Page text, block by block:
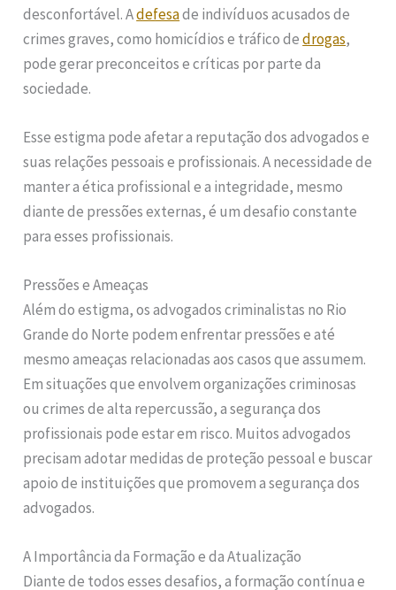
desconfortável. Adefesade indivíduos acusados de
crimes graves, como homicídios e tráfico dedrogas,
pode gerar preconceitos e críticas por parte da
sociedade.
Esse estigma pode afetar a reputação dos advogados e
suas relações pessoais e profissionais. A necessidade de
manter a ética profissional e a integridade, mesmo
diante de pressões externas, é um desafio constante
para esses profissionais.
Pressões e Ameaças
Além do estigma, os advogados criminalistas no Rio
Grande do Norte podem enfrentar pressões e até
mesmo ameaças relacionadas aos casos que assumem.
Em situações que envolvem organizações criminosas
ou crimes de alta repercussão, a segurança dos
profissionais pode estar em risco. Muitos advogados
precisam adotar medidas de proteção pessoal e buscar
apoio de instituições que promovem a segurança dos
advogados.
A Importância da Formação e da Atualização
Diante de todos esses desafios, a formação contínua e